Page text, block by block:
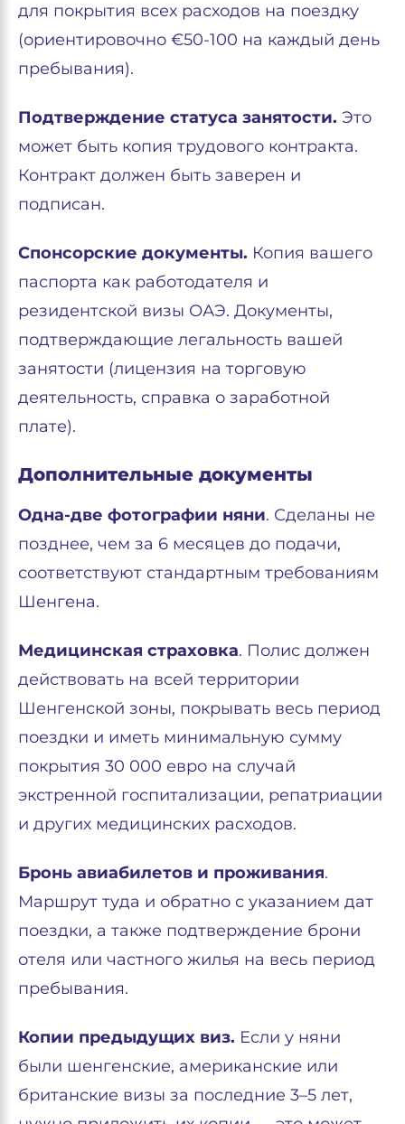
для покрытия всех расходов на поездку
(ориентировочно €50-100 на каждый день
пребывания).
Подтверждение статуса занятости. Это
может быть копия трудового контракта.
Контракт должен быть заверен и
подписан.
Спонсорские документы. Копия вашего
паспорта как работодателя и
резидентской визы ОАЭ. Документы,
подтверждающие легальность вашей
занятости (лицензия на торговую
деятельность, справка о заработной
плате).
Дополнительные документы
Одна-две фотографии няни. Сделаны не
позднее, чем за 6 месяцев до подачи,
соответствуют стандартным требованиям
Шенгена.
Медицинская страховка. Полис должен
действовать на всей территории
Шенгенской зоны, покрывать весь период
поездки и иметь минимальную сумму
покрытия 30 000 евро на случай
экстренной госпитализации, репатриации
и других медицинских расходов.
Бронь авиабилетов и проживания.
Маршрут туда и обратно с указанием дат
поездки, а также подтверждение брони
отеля или частного жилья на весь период
пребывания.
Копии предыдущих виз. Если у няни
были шенгенские, американские или
британские визы за последние 3–5 лет,